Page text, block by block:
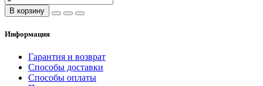
В корзину
Информация
Гарантия и возврат
Способы доставки
Способы оплаты